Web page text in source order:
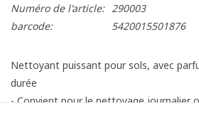
Numéro de l'article: 290003
barcode:
5420015501876
Nettoyant puissant pour sols, avec
durée
- Convient pour le nettoyage journalier